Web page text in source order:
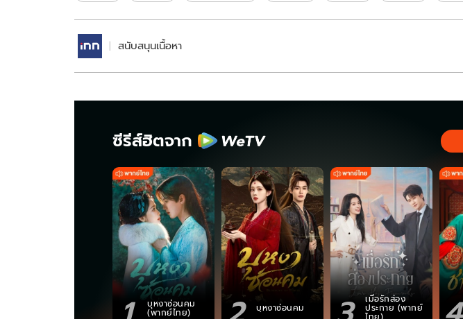
สนับสนุนเนื้อหา
ซีรีส์ฮิตจาก
บุหงาซ่อนคม
(พากย์ไทย) บุหงาซ่อนคม
เมื่อรักส่อง
ประกาย (พากย์